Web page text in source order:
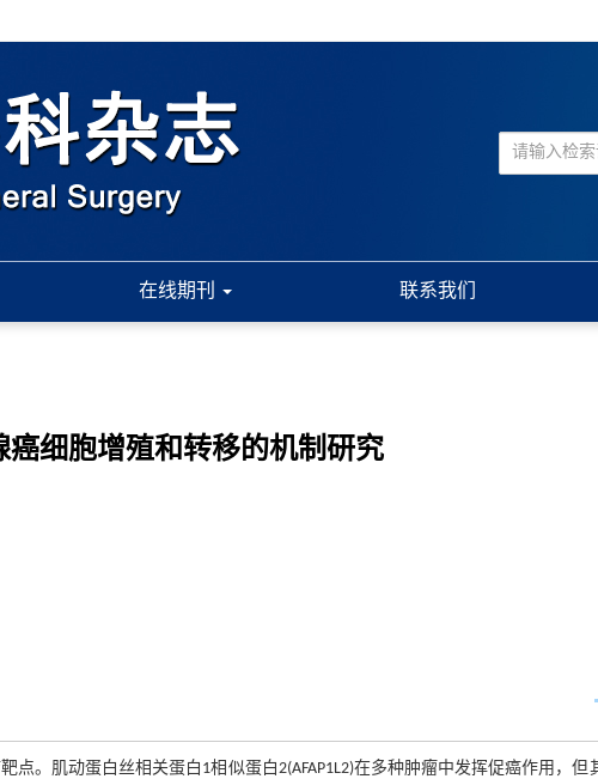
在线期刊 联系我们
癌细胞增殖和转移的机制研究
。肌动蛋白丝相关蛋白1相似蛋白2(AFAP1L2)在多种肿瘤中发挥促癌作用，但